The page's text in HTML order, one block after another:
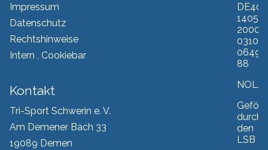
Impressum
Datenschutz
Rechtshinweise
Intern
Cookiebar
Kontakt
Tri-Sport Schwerin e. V.
Am Demener Bach 33
19089 Demen
DE40
1405
2000
0310
0649
88
durch
den
LSB